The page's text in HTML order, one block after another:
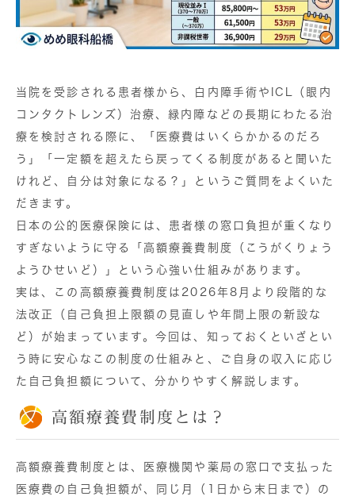
当院を受診される患者様から、白内障手術やICL（眼内
コンタクトレンズ）治療、緑内障などの長期にわたる治
療を検討される際に、「医療費はいくらかかるのだろ
う」「一定額を超えたら戻ってくる制度があると聞いた
けれど、自分は対象になる？」というご質問をよくいた
だきます。
日本の公的医療保険には、患者様の窓口負担が重くなり
すぎないように守る「高額療養費制度（こうがくりょう
ようひせいど）」という心強い仕組みがあります。
実は、この高額療養費制度は2026年8月より段階的な
法改正（自己負担上限額の見直しや年間上限の新設な
ど）が始まっています。今回は、知っておくといざとい
う時に安心なこの制度の仕組みと、ご自身の収入に応じ
た自己負担額について、分かりやすく解説します。
高額療養費制度とは？
高額療養費制度とは、医療機関や薬局の窓口で支払った
医療費の自己負担額が、
同じ月（1日から末日まで）の